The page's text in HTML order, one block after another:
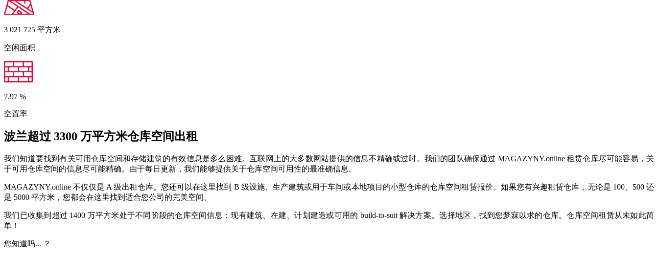
3 021 725 平方米
空闲面积
7.97 %
空置率
波兰超过 3300 万平方米仓库空间出租
我们知道要找到有关可用仓库空间和存储建筑的有效信息是多么困难。互联网上的大多数网站提供的信息不精确或过时。我们的团队确保通过 MAGAZYNY.online 租赁仓库尽可能容易，关
于可用仓库空间的信息尽可能精确。由于每日更新，我们能够提供关于仓库空间可用性的最准确信息。
MAGAZYNY.online 不仅仅是 A 级出租仓库。您还可以在这里找到 B 级设施、生产建筑或用于车间或本地项目的小型仓库的仓库空间租赁报价。如果您有兴趣租赁仓库，无论是 100、500 还
是 5000 平方米，您都会在这里找到适合您公司的完美空间。
我们已收集到超过 1400 万平方米处于不同阶段的仓库空间信息：现有建筑、在建、计划建造或可用的 build-to-suit 解决方案。选择地区，找到您梦寐以求的仓库。仓库空间租赁从未如此简
单！
您知道吗... ？